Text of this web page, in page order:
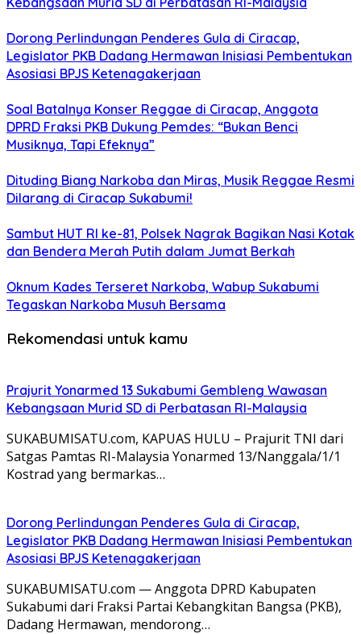
Dorong Perlindungan Penderes Gula di Ciracap,
Legislator PKB Dadang Hermawan Inisiasi Pembentukan
Asosiasi BPJS Ketenagakerjaan
Soal Batalnya Konser Reggae di Ciracap, Anggota
DPRD Fraksi PKB Dukung Pemdes: “Bukan Benci
Musiknya, Tapi Efeknya”
Dituding Biang Narkoba dan Miras, Musik Reggae Resmi
Dilarang di Ciracap Sukabumi!
Sambut HUT RI ke-81, Polsek Nagrak Bagikan Nasi Kotak
dan Bendera Merah Putih dalam Jumat Berkah
Oknum Kades Terseret Narkoba, Wabup Sukabumi
Tegaskan Narkoba Musuh Bersama
Rekomendasi untuk kamu
Prajurit Yonarmed 13 Sukabumi Gembleng Wawasan
Kebangsaan Murid SD di Perbatasan RI-Malaysia
SUKABUMISATU.com, KAPUAS HULU – Prajurit TNI dari
Satgas Pamtas RI-Malaysia Yonarmed 13/Nanggala/1/1
Kostrad yang bermarkas…
Dorong Perlindungan Penderes Gula di Ciracap,
Legislator PKB Dadang Hermawan Inisiasi Pembentukan
Asosiasi BPJS Ketenagakerjaan
SUKABUMISATU.com — Anggota DPRD Kabupaten
Sukabumi dari Fraksi Partai Kebangkitan Bangsa (PKB),
Dadang Hermawan, mendorong…